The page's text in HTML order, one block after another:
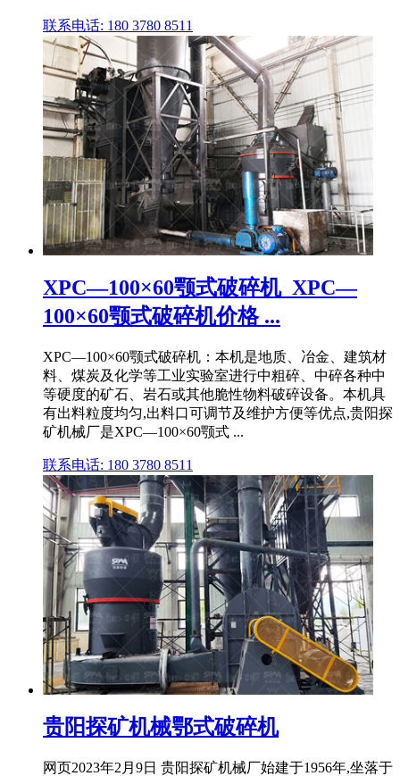
联系电话: 180 3780 8511
XPC—100×60颚式破碎机_XPC—
100×60颚式破碎机价格 ...
XPC—100×60颚式破碎机：本机是地质、冶金、建筑材
料、煤炭及化学等工业实验室进行中粗碎、中碎各种中
等硬度的矿石、岩石或其他脆性物料破碎设备。本机具
有出料粒度均匀,出料口可调节及维护方便等优点,贵阳探
矿机械厂是XPC—100×60颚式 ...
联系电话: 180 3780 8511
贵阳探矿机械鄂式破碎机
网页2023年2月9日 贵阳探矿机械厂始建于1956年,坐落于